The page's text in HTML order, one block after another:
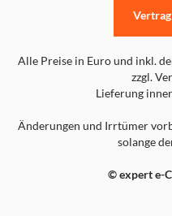
Alle Preise in Euro und inkl.
zzgl.
Lieferung
Änderungen und Irrtümer
solange
© expert e-